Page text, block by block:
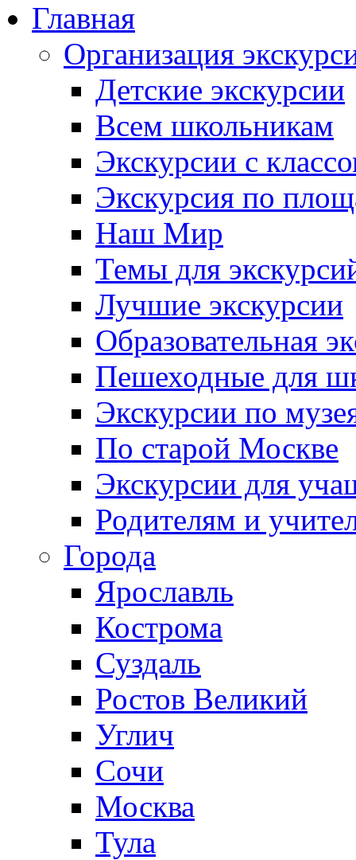
Главная
Организация
Детские экскурсии
Всем школьникам
Экскурсии c
Экскурсия по
Наш Мир
Темы для
Лучшие экскурсии
Образовательная
Пешеходные для
Экскурсии по
По старой Москве
Экскурсии для
Родителям и
Города
Ярославль
Кострома
Суздаль
Ростов Великий
Углич
Сочи
Москва
Тула